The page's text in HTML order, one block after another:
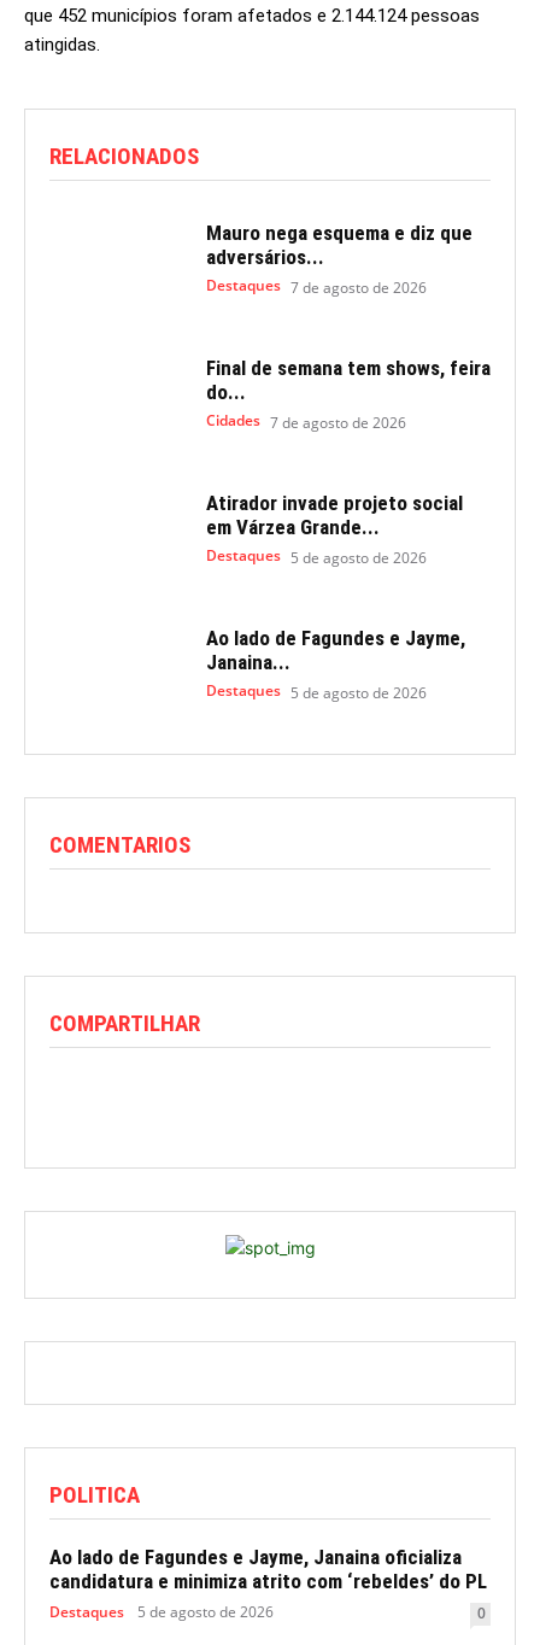
que 452 municípios foram afetados e 2.144.124 pessoas
atingidas.
RELACIONADOS
Mauro nega esquema e diz que
adversários...
Destaques 7 de agosto de 2026
Final de semana tem shows, feira
do...
Cidades 7 de agosto de 2026
Atirador invade projeto social
em Várzea Grande...
Destaques 5 de agosto de 2026
Ao lado de Fagundes e Jayme,
Janaina...
Destaques 5 de agosto de 2026
COMENTARIOS
COMPARTILHAR
POLITICA
Ao lado de Fagundes e Jayme, Janaina oficializa
candidatura e minimiza atrito com ‘rebeldes’ do PL
Destaques 5 de agosto de 2026 0